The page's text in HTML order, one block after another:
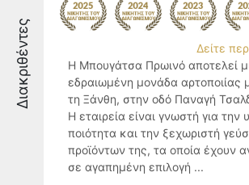
Διακριθέντες
Δείτε
Η Μπουγάτσα Πρωινό αποτελεί
εδραιωμένη μονάδα αρτοποιίας
τη Ξάνθη, στην οδό Παναγή
Η εταιρεία είναι γνωστή για την
ποιότητα και την ξεχωριστή
προϊόντων της, τα οποία έχουν
σε αγαπημένη επιλογή ...